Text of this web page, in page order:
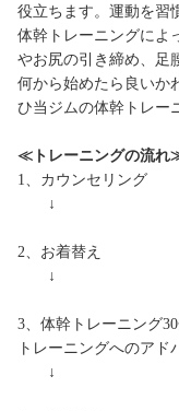
役立ちます。運動を習
体幹トレーニングによ
やお尻の引き締め、足
何から始めたら良いか
ひ当ジムの体幹トレー
≪トレーニングの流れ
1、カウンセリング
↓
2、お着替え
↓
3、体幹トレーニング
トレーニングへのアド
↓